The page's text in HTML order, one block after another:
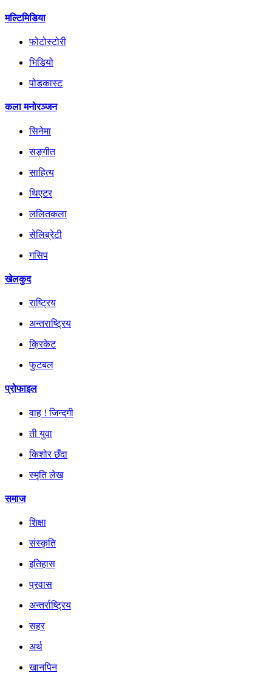
मल्टिमिडिया
फोटोस्टोरी
भिडियो
पोडकास्ट
कला मनोरञ्जन
सिनेमा
सङ्गीत
साहित्य
थिएटर
ललितकला
सेलिब्रेटी
गसिप
खेलकुद
राष्ट्रिय
अन्तराष्ट्रिय
क्रिकेट
फुटबल
प्रोफाइल
वाह ! जिन्दगी
ती युवा
किशोर छँदा
स्मृति लेख
समाज
शिक्षा
संस्कृति
इतिहास
प्रवास
अन्तर्राष्ट्रिय
सहर
अर्थ
खानपिन